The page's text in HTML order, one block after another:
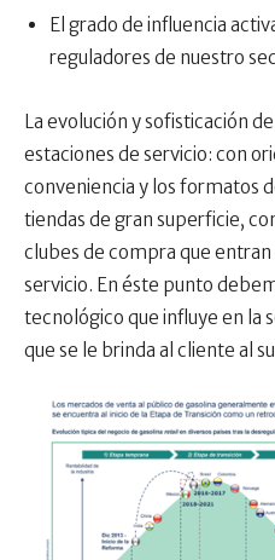
El grado de influencia
reguladores de nuestro
La evolución y sofisticación
estaciones de servicio: con
conveniencia y los formatos
tiendas de gran superficie,
clubes de compra que
servicio. En éste punto
tecnológico que influye en la
que se le brinda al cliente al